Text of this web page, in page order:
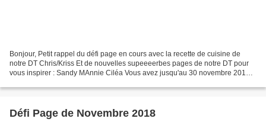
Bonjour, Petit rappel du défi page en cours avec la recette de cuisine de
notre DT Chris/Kriss Et de nouvelles supeeeerbes pages de notre DT pour
vous inspirer : Sandy MAnnie Ciléa Vous avez jusqu'au 30 novembre 2018
Défi Page de Novembre 2018